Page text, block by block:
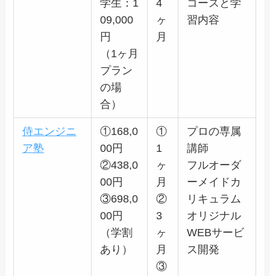
学生：1
09,000
円
（1ヶ月
プラン
の場
合）
4
ヶ
月
コースと学
習内容
侍エンジニ
ア塾
①168,0
00円
②438,0
00円
③698,0
00円
（学割
あり）
①
1
ヶ
月
②
3
ヶ
月
③
プロの専属
講師
フルオーダ
ーメイドカ
リキュラム
オリジナル
WEBサービ
ス開発